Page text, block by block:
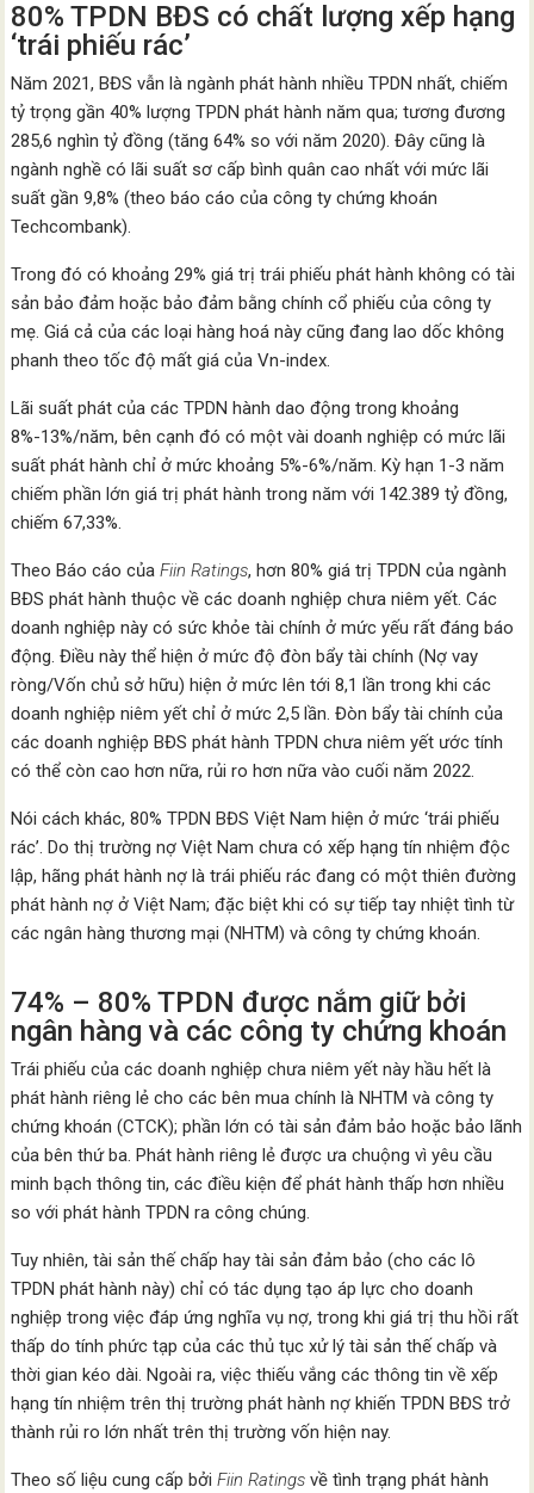
80% TPDN BĐS có chất lượng xếp hạng
‘trái phiếu rác’
Năm 2021, BĐS vẫn là ngành phát hành nhiều TPDN nhất, chiếm
tỷ trọng gần 40% lượng TPDN phát hành năm qua; tương đương
285,6 nghìn tỷ đồng (tăng 64% so với năm 2020). Đây cũng là
ngành nghề có lãi suất sơ cấp bình quân cao nhất với mức lãi
suất gần 9,8% (theo báo cáo của công ty chứng khoán
Techcombank).
Trong đó có khoảng 29% giá trị trái phiếu phát hành không có tài
sản bảo đảm hoặc bảo đảm bằng chính cổ phiếu của công ty
mẹ. Giá cả của các loại hàng hoá này cũng đang lao dốc không
phanh theo tốc độ mất giá của Vn-index.
Lãi suất phát của các TPDN hành dao động trong khoảng
8%-13%/năm, bên cạnh đó có một vài doanh nghiệp có mức lãi
suất phát hành chỉ ở mức khoảng 5%-6%/năm. Kỳ hạn 1-3 năm
chiếm phần lớn giá trị phát hành trong năm với 142.389 tỷ đồng,
chiếm 67,33%.
Theo Báo cáo củaFiin Ratings, hơn 80% giá trị TPDN của ngành
BĐS phát hành thuộc về các doanh nghiệp chưa niêm yết. Các
doanh nghiệp này có sức khỏe tài chính ở mức yếu rất đáng báo
động. Điều này thể hiện ở mức độ đòn bẩy tài chính (Nợ vay
ròng/Vốn chủ sở hữu) hiện ở mức lên tới 8,1 lần trong khi các
doanh nghiệp niêm yết chỉ ở mức 2,5 lần. Đòn bẩy tài chính của
các doanh nghiệp BĐS phát hành TPDN chưa niêm yết ước tính
có thể còn cao hơn nữa, rủi ro hơn nữa vào cuối năm 2022.
Nói cách khác, 80% TPDN BĐS Việt Nam hiện ở mức ‘trái phiếu
rác’. Do thị trường nợ Việt Nam chưa có xếp hạng tín nhiệm độc
lập, hãng phát hành nợ là trái phiếu rác đang có một thiên đường
phát hành nợ ở Việt Nam; đặc biệt khi có sự tiếp tay nhiệt tình từ
các ngân hàng thương mại (NHTM) và công ty chứng khoán.
74% – 80% TPDN được nắm giữ bởi
ngân hàng và các công ty chứng khoán
Trái phiếu của các doanh nghiệp chưa niêm yết này hầu hết là
phát hành riêng lẻ cho các bên mua chính là NHTM và công ty
chứng khoán (CTCK); phần lớn có tài sản đảm bảo hoặc bảo lãnh
của bên thứ ba. Phát hành riêng lẻ được ưa chuộng vì yêu cầu
minh bạch thông tin, các điều kiện để phát hành thấp hơn nhiều
so với phát hành TPDN ra công chúng.
Tuy nhiên, tài sản thế chấp hay tài sản đảm bảo (cho các lô
TPDN phát hành này) chỉ có tác dụng tạo áp lực cho doanh
nghiệp trong việc đáp ứng nghĩa vụ nợ, trong khi giá trị thu hồi rất
thấp do tính phức tạp của các thủ tục xử lý tài sản thế chấp và
thời gian kéo dài. Ngoài ra, việc thiếu vắng các thông tin về xếp
hạng tín nhiệm trên thị trường phát hành nợ khiến TPDN BĐS trở
thành rủi ro lớn nhất trên thị trường vốn hiện nay.
Theo số liệu cung cấp bởiFiin Ratings về tình trạng phát hành